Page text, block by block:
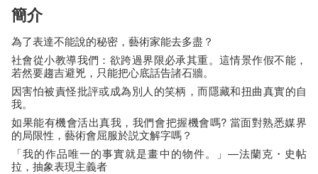
簡介
為了表達不能說的秘密，藝術家能去多盡？
社會從小教導我們：欲跨過界限必承其重。這情景作假不能，
若然要趨吉避兇，只能把心底話告諸石牆。
因害怕被責怪批評或成為別人的笑柄，而隱藏和扭曲真實的自
我。
如果能有機會活出真我，我們會把握機會嗎? 當面對熟悉媒界
的局限性，藝術會屈服於説文解字嗎？
「我的作品唯一的事實就是畫中的物件。」—法蘭克・史帖
拉，抽象表現主義者